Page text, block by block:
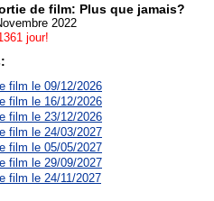
de film: Plus que jamais?
2022
jour!
film le 09/12/2026
film le 16/12/2026
film le 23/12/2026
film le 24/03/2027
film le 05/05/2027
film le 29/09/2027
film le 24/11/2027